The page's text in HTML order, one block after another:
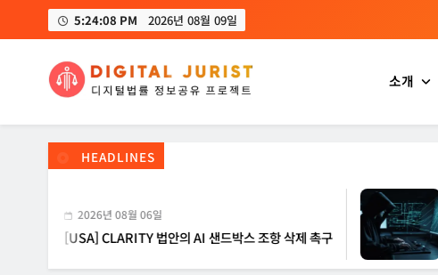
5:24:09 PM 2026년 08월 09일
디지털주리스트
소개
HEADLINES
2026년 08월 06일
CLARITY 법안의 AI 샌드박스 조항 삭제 촉구
2026년